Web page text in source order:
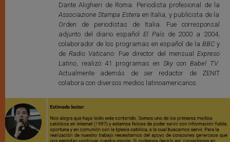
Dante Alighieri de Roma. Periodista profesional de la
Associazione Stampa Estera en Italia, y publicista de la
Orden de periodistas de Italia. Fue corresponsal
adjunto del diario españolEl Paísde 2000 a 2004,
colaborador de los programas en español de la BBCy
de Radio Vaticano. Fue director del mensualExpreso
Latino, realizó 41 programas en Skycon Babel TV.
Actualmente además de ser redactor de ZENIT
colabora con diversos medios latinoamericanos.